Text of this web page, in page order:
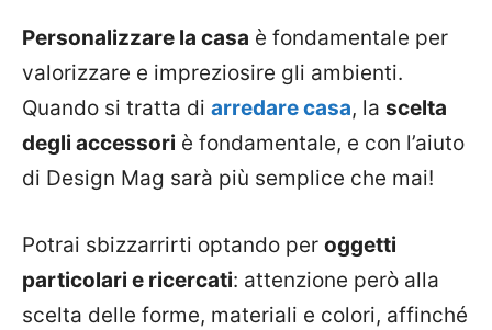
Personalizzare la casa è fondamentale per
valorizzare e impreziosire gli ambienti.
Quando si tratta di arredare casa, la scelta
degli accessori è fondamentale, e con l’aiuto
di Design Mag sarà più semplice che mai!
Potrai sbizzarrirti optando per oggetti
particolari e ricercati: attenzione però alla
scelta delle forme, materiali e colori, affinché